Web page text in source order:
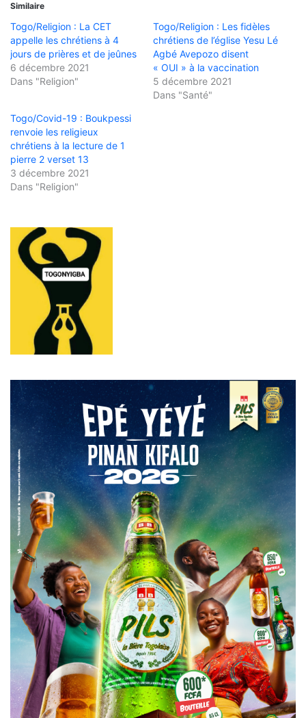
Similaire
Togo/Religion : La CET
appelle les chrétiens à 4
jours de prières et de jeûnes
6 décembre 2021
Dans "Religion"
Togo/Religion : Les fidèles
chrétiens de l’église Yesu Lé
Agbé Avepozo disent
« OUI » à la vaccination
5 décembre 2021
Dans "Santé"
Togo/Covid-19 : Boukpessi
renvoie les religieux
chrétiens à la lecture de 1
pierre 2 verset 13
3 décembre 2021
Dans "Religion"